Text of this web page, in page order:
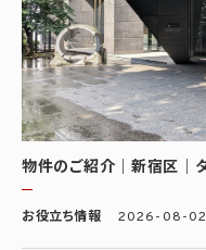
物件のご紹介｜新宿区｜
お役立ち情報 2026-08-02